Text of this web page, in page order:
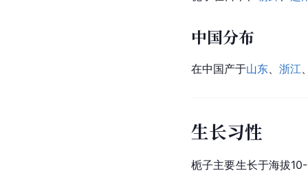
中国分布
在中国产于山东 浙江
生长习性
栀子主要生长于海拔